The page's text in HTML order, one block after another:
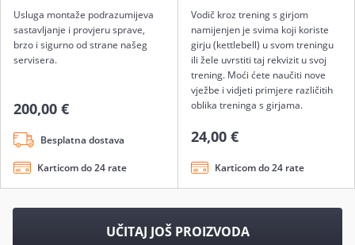
Usluga montaže podrazumijeva
sastavljanje i provjeru sprave,
brzo i sigurno od strane našeg
servisera.
200,00 €
Besplatna dostava
Karticom do 24 rate
Vodič kroz trening s girjom
namijenjen je svima koji koriste
girju (kettlebell) u svom treningu
ili žele uvrstiti taj rekvizit u svoj
trening. Moći ćete naučiti nove
vježbe i vidjeti primjere različitih
oblika treninga s girjama.
24,00 €
Karticom do 24 rate
UČITAJ JOŠ PROIZVODA